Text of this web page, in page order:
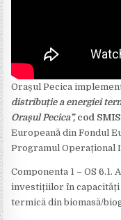
Orașul Pecica
distribuție a energiei
Orașul Pecica”, cod
Europeană din Fondul
Programul Operațional
Componenta 1 – OS
investițiilor în
termică din biomasă/